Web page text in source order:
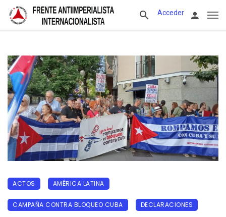
Acceder
ACTOS AMÉRICA LATINA
CAMPAÑA CONTRA BLOQUEO CUBA DECLARACIONES